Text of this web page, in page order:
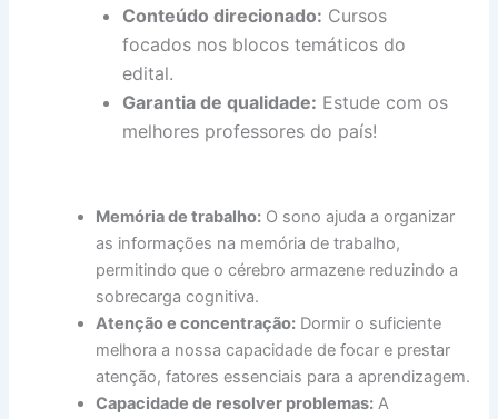
Conteúdo direcionado: Cursos
focados nos blocos temáticos do
edital.
Garantia de qualidade: Estude com os
melhores professores do país!
Memória de trabalho: O sono ajuda a organizar
as informações na memória de trabalho,
permitindo que o cérebro armazene reduzindo a
sobrecarga cognitiva.
Atenção e concentração: Dormir o suficiente
melhora a nossa capacidade de focar e prestar
atenção, fatores essenciais para a aprendizagem.
Capacidade de resolver problemas: A